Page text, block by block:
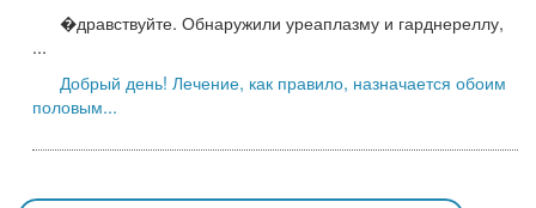
�дравствуйте. Обнаружили уреаплазму и гарднереллу,
...
Добрый день! Лечение, как правило, назначается обоим
половым...